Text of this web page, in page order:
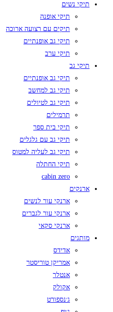
תיקי נשים
תיקי אופנה
תיקים עם רצועה ארוכה
תיקי גב אופנתיים
תיקי ערב
תיקי גב
תיקי גב אופנתיים
תיקי גב למחשב
תיקי גב לטיולים
תרמילים
תיקי בית ספר
תיקי גב עם גלגלים
תיקי גב לעליה למטוס
תיקי החתלה
cabin zero
ארנקים
ארנקי עור לנשים
ארנקי עור לגברים
ארנקי סקאי
מותגים
אדידס
אמריקן טוריסטר
אנטלר
אקולק
ג׳נספורט